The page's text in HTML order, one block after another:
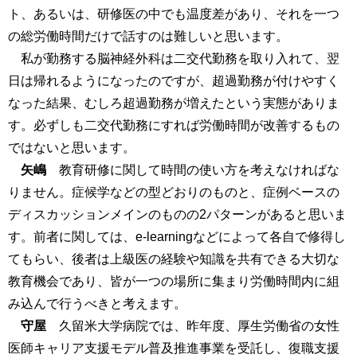
ト、あるいは、研修医の中でも温度差があり、それを一つ
の総労働時間だけで話すのは難しいと思います。
私が勤務する脳神経外科は二交代勤務を取り入れて、翌
日は帰れるようになったのですが、超過勤務が付けやすく
なった結果、むしろ超過勤務が増えたという実態がありま
す。必ずしも二交代勤務にすれば労働時間が改善するもの
ではないと思います。
矢嶋 教育研修に関して時間の使い方を考えなければな
りません。症候学などの型どおりのものと、症例ベースの
ディスカッションメインのものの2パターンがあると思いま
す。前者に関しては、e-learningなどによって各自で修得し
てもらい、後者は上級医の経験や知識を共有できる大切な
教育機会であり、皆が一つの場所に集まり労働時間内に組
み込んで行うべきと考えます。
守屋 久留米大学病院では、昨年度、厚生労働省の女性
医師キャリア支援モデル普及推進事業を受託し、復職支援